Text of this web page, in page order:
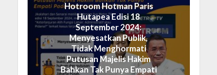
Hotroom Hotman Paris
Hutapea Edisi 18
September 2024:
Menyesatkan Publik,
Tidak Menghormati
Putusan Majelis Hakim
Bahkan Tak Punya Empati